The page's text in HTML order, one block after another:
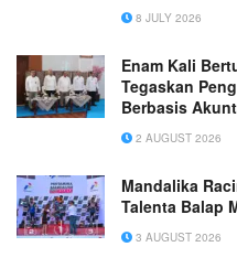
8 JULY 2026
Enam Kali
Tegaskan
Berbasis
Berkelanjutan
2 AUGUST 2026
Mandalika
Talenta Balap
3 AUGUST 2026